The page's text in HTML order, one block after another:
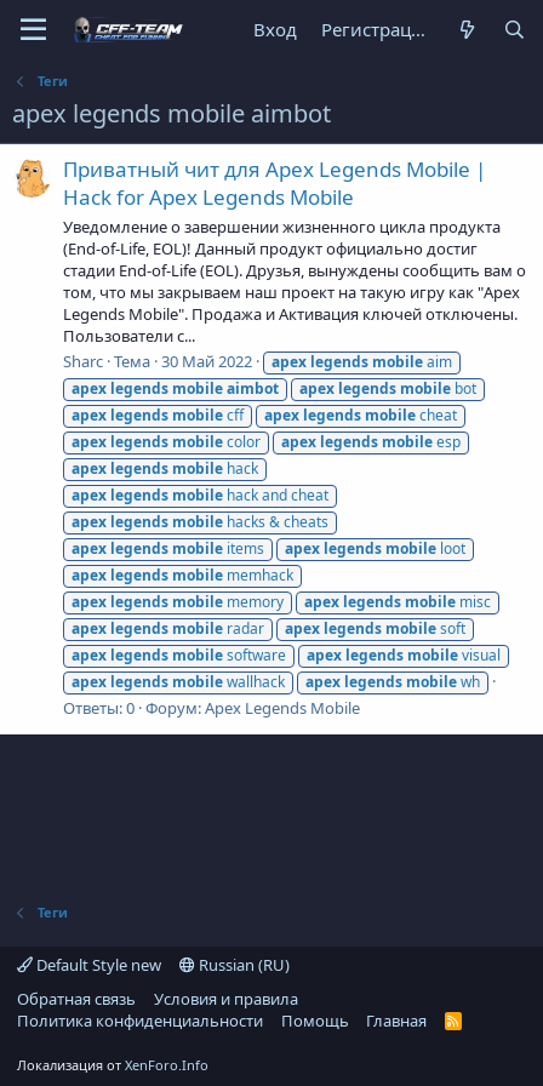
Вход Регистрация
Теги
apex legends mobile aimbot
Приватный чит для Apex Legends Mobile |
Hack for Apex Legends Mobile
Уведомление о завершении жизненного цикла продукта
(End-of-Life, EOL)! Данный продукт официально достиг
стадии End-of-Life (EOL). Друзья, вынуждены сообщить вам о
том, что мы закрываем наш проект на такую игру как "Apex
Legends Mobile". Продажа и Активация ключей отключены.
Пользователи с...
Sharc Тема 30 Май 2022 apex legends mobileaim
apex legends mobileaimbot apex legends mobile bot
apex legends mobilecff apex legends mobilecheat
apex legends mobilecolor apex legends mobileesp
apex legends mobile hack
apex legends mobile hack and cheat
apex legends mobile hacks & cheats
apex legends mobile items apex legends mobile loot
apex legends mobile memhack
apex legends mobile memory apex legends mobile misc
apex legends mobile radar apex legends mobilesoft
apex legends mobilesoftware apex legends mobilevisual
apex legends mobilewallhack apex legends mobilewh
Ответы: 0 Форум:Apex Legends Mobile
Теги
Default Style new
Russian (RU)
Обратная связь
Условия и правила
Политика конфиденциальности
Помощь Главная
R
Локализация от XenForo.Info